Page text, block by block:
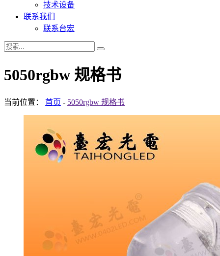
技术设备
联系我们
联系台宏
5050rgbw 规格书
当前位置： 首页 - 5050rgbw 规格书